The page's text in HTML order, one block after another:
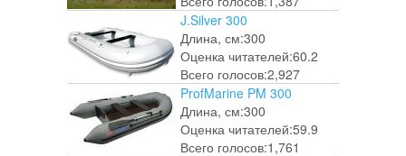
J.Silver 300
Длина, см:300
Оценка читателей:60.2
Всего голосов:2,927
ProfMarine PM 300
Длина, см:300
Оценка читателей:59.9
Всего голосов:1,761